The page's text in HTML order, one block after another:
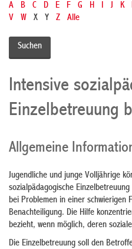
A B C D E F G H I J K
V
W X Y Z Alle
Intensive
Einzelbetreuung
Allgemeine
Jugendliche und junge Volljährige
sozialpädagogische
bei Problemen in einer schwierigen
Benachteiligung. Die Hilfe
bezieht, wenn möglich, deren
Die Einzelbetreuung soll den